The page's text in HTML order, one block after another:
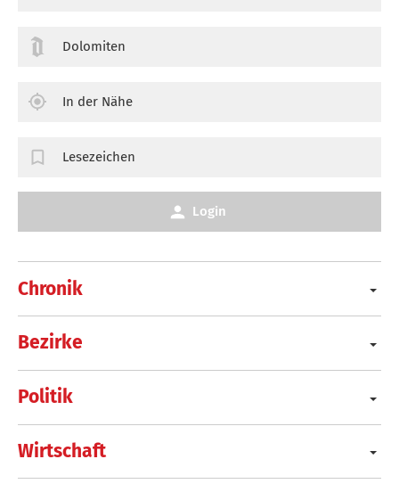
Chronik
Bezirke
Politik
Wirtschaft
Dolomiten
In der Nähe
Lesezeichen
Login